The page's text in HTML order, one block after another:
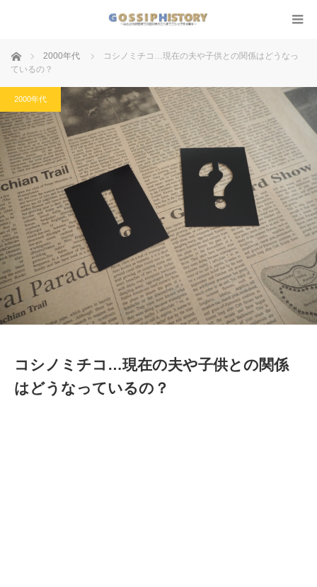
ホーム 2000年代
コシノミチコ…現在の夫や子供との関係はどうなっ
ているの？
2000年代
コシノミチコ…現在の夫や子供との関係
はどうなっているの？